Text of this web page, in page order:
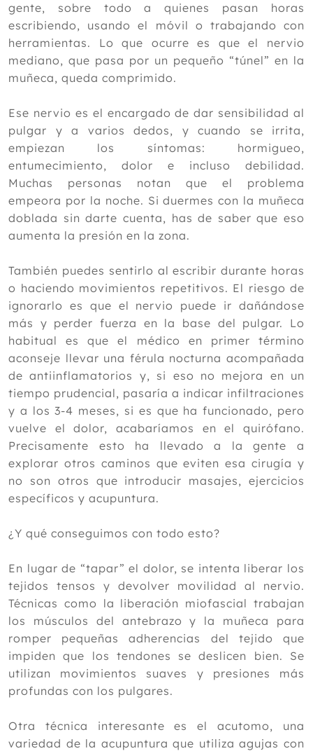
Asma y alergias primaverales: cómo la
alimentación y las plantas medicinales
pueden ayudar a reducir la inflamación
respiratoria
Estrategias de implementación
optimizadas para intervenciones de
china en población anciana con salud
deficiente y su impacto en la mejora de
la calidad de vida.
Cofenat aconseja regular el sueño,
cuidar la alimentación y usar
Fitoterapia ante la astenia primaveral
Yoga para la depresión: revisión
sistemática y metanálisis
Llega la primavera. ¿Por qué nos
sentimos más cansados o irritables
Abril
Marzo
Febrero
Enero
2025
2024
2023
2022
2021
2020
2019
2016
2015
2014
2013
2012
gente, sobre todo a quienes pasan horas
escribiendo, usando el móvil o trabajando con
herramientas. Lo que ocurre es que el nervio
mediano, que pasa por un pequeño “túnel” en la
muñeca, queda comprimido.
Ese nervio es el encargado de dar sensibilidad al
pulgar y a varios dedos, y cuando se irrita,
empiezan los síntomas: hormigueo,
entumecimiento, dolor e incluso debilidad.
Muchas personas notan que el problema
empeora por la noche. Si duermes con la muñeca
doblada sin darte cuenta, has de saber que eso
aumenta la presión en la zona.
También puedes sentirlo al escribir durante horas
o haciendo movimientos repetitivos. El riesgo de
ignorarlo es que el nervio puede ir dañándose
más y perder fuerza en la base del pulgar. Lo
habitual es que el médico en primer término
aconseje llevar una férula nocturna acompañada
de antiinflamatorios y, si eso no mejora en un
tiempo prudencial, pasaría a indicar infiltraciones
y a los 3-4 meses, si es que ha funcionado, pero
vuelve el dolor, acabaríamos en el quirófano.
Precisamente esto ha llevado a la gente a
explorar otros caminos que eviten esa cirugía y
no son otros que introducir masajes, ejercicios
específicos y acupuntura.
¿Y qué conseguimos con todo esto?
En lugar de “tapar” el dolor, se intenta liberar los
tejidos tensos y devolver movilidad al nervio.
Técnicas como la liberación miofascial trabajan
los músculos del antebrazo y la muñeca para
romper pequeñas adherencias del tejido que
impiden que los tendones se deslicen bien. Se
utilizan movimientos suaves y presiones más
profundas con los pulgares.
Otra técnica interesante es el acutomo, una
variedad de la acupuntura que utiliza agujas con